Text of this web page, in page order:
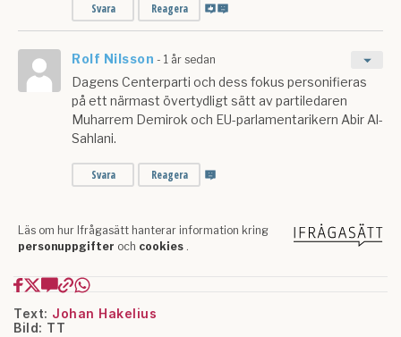
Text: Johan Hakelius
Bild: TT